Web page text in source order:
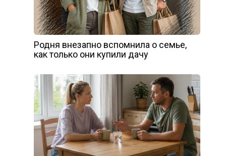
Родня внезапно вспомнила о семье,
как только они купили дачу